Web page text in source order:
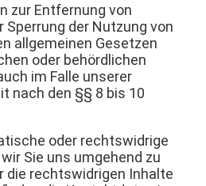
zur Entfernung von
der Nutzung von
allgemeinen Gesetzen
oder behördlichen
im Falle unserer
nach den §§ 8 bis 10
oder rechtswidrige
Sie uns umgehend zu
die rechtswidrigen Inhalte